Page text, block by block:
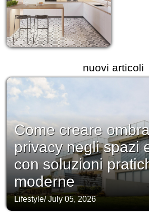
nuovi articoli
Come creare
privacy negli spazi
con soluzioni
moderne
Lifestyle/July 05, 2026